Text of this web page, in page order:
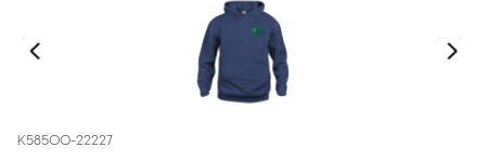
K58500-22227